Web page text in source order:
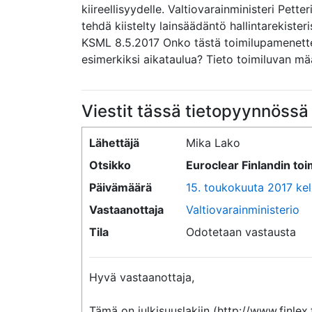
kiireellisyydelle. Valtiovarainministeri
tehdä kiistelty lainsäädäntö
KSML 8.5.2017 Onko tästä
esimerkiksi aikataulua? Tieto toimiluvan
Viestit tässä tietopyynnössä
Lähettäjä
Mika Lako
Otsikko
Euroclear Finlandin
Päivämäärä
15. toukokuuta 2017
Vastaanottaja
Valtiovarainministerio
Tila
Odotetaan vastausta
Hyvä vastaanottaja,